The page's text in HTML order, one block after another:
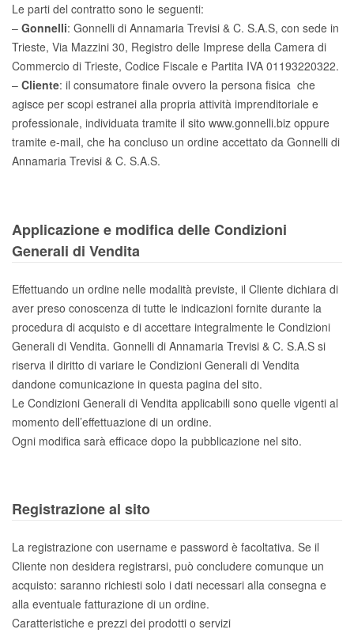
Le parti del contratto sono le seguenti:
– Gonnelli: Gonnelli di Annamaria Trevisi & C. S.A.S, con sede in
Trieste, Via Mazzini 30, Registro delle Imprese della Camera di
Commercio di Trieste, Codice Fiscale e Partita IVA 01193220322.
– Cliente: il consumatore finale ovvero la persona fisica che
agisce per scopi estranei alla propria attività imprenditoriale e
professionale, individuata tramite il sito www.gonnelli.biz oppure
tramite e-mail, che ha concluso un ordine accettato da Gonnelli di
Annamaria Trevisi & C. S.A.S.
Applicazione e modifica delle Condizioni
Generali di Vendita
Effettuando un ordine nelle modalità previste, il Cliente dichiara di
aver preso conoscenza di tutte le indicazioni fornite durante la
procedura di acquisto e di accettare integralmente le Condizioni
Generali di Vendita. Gonnelli di Annamaria Trevisi & C. S.A.S si
riserva il diritto di variare le Condizioni Generali di Vendita
dandone comunicazione in questa pagina del sito.
Le Condizioni Generali di Vendita applicabili sono quelle vigenti al
momento dell’effettuazione di un ordine.
Ogni modifica sarà efficace dopo la pubblicazione nel sito.
Registrazione al sito
La registrazione con username e password è facoltativa. Se il
Cliente non desidera registrarsi, può concludere comunque un
acquisto: saranno richiesti solo i dati necessari alla consegna e
alla eventuale fatturazione di un ordine.
Caratteristiche e prezzi dei prodotti o servizi